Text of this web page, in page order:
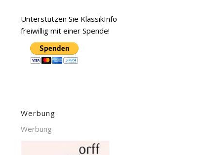
Unterstützen Sie KlassikInfo
freiwillig mit einer Spende!
Werbung
Werbung